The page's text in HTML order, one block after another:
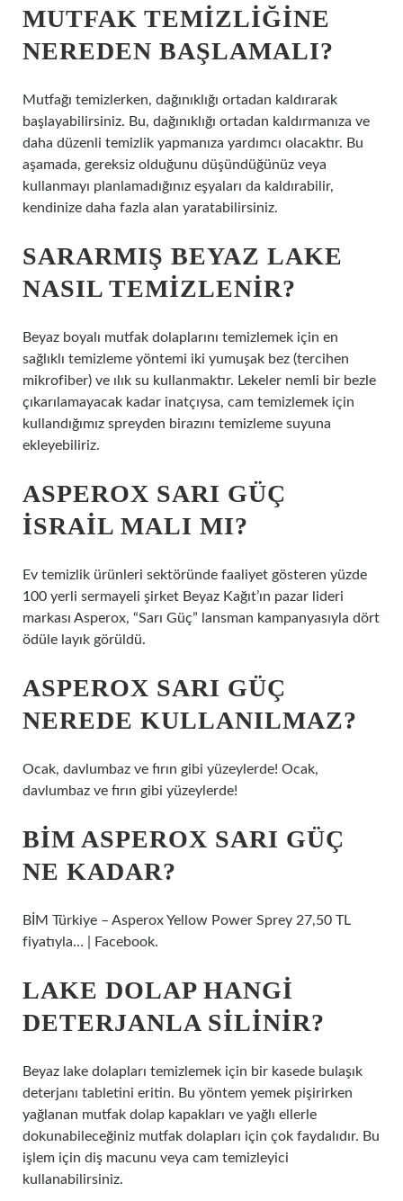
MUTFAK TEMIZLIĞINE
NEREDEN BAŞLAMALI?
Mutfağı temizlerken, dağınıklığı ortadan kaldırarak
başlayabilirsiniz. Bu, dağınıklığı ortadan kaldırmanıza ve
daha düzenli temizlik yapmanıza yardımcı olacaktır. Bu
aşamada, gereksiz olduğunu düşündüğünüz veya
kullanmayı planlamadığınız eşyaları da kaldırabilir,
kendinize daha fazla alan yaratabilirsiniz.
SARARMIŞ BEYAZ LAKE
NASIL TEMIZLENIR?
Beyaz boyalı mutfak dolaplarını temizlemek için en
sağlıklı temizleme yöntemi iki yumuşak bez (tercihen
mikrofiber) ve ılık su kullanmaktır. Lekeler nemli bir bezle
çıkarılamayacak kadar inatçıysa, cam temizlemek için
kullandığımız spreyden birazını temizleme suyuna
ekleyebiliriz.
ASPEROX SARI GÜÇ
ISRAIL MALI MI?
Ev temizlik ürünleri sektöründe faaliyet gösteren yüzde
100 yerli sermayeli şirket Beyaz Kağıt’ın pazar lideri
markası Asperox, “Sarı Güç” lansman kampanyasıyla dört
ödüle layık görüldü.
ASPEROX SARI GÜÇ
NEREDE KULLANILMAZ?
Ocak, davlumbaz ve fırın gibi yüzeylerde! Ocak,
davlumbaz ve fırın gibi yüzeylerde!
BIM ASPEROX SARI GÜÇ
NE KADAR?
BİM Türkiye – Asperox Yellow Power Sprey 27,50 TL
fiyatıyla… | Facebook.
LAKE DOLAP HANGI
DETERJANLA SILINIR?
Beyaz lake dolapları temizlemek için bir kasede bulaşık
deterjanı tabletini eritin. Bu yöntem yemek pişirirken
yağlanan mutfak dolap kapakları ve yağlı ellerle
dokunabileceğiniz mutfak dolapları için çok faydalıdır. Bu
işlem için diş macunu veya cam temizleyici
kullanabilirsiniz.